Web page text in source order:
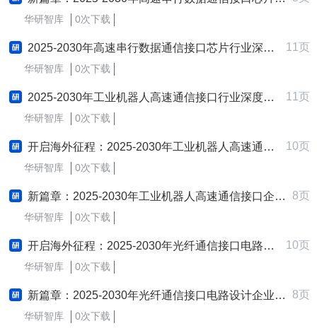
华研智库 0次下载
2025-2030年高速串行数据通信接口芯片行业深度调研及发展战略咨询报告 11页
华研智库 0次下载
2025-2030年工业机器人高速通信接口行业深度调研及发展战略咨询报告 11页
华研智库 0次下载
开启海外征程：2025-2030年工业机器人高速通信接口行业跨境出海战略研究报告 10页
华研智库 0次下载
新篇章：2025-2030年工业机器人高速通信接口企业制定与实施新质生产力战略研究报告 8页
华研智库 0次下载
开启海外征程：2025-2030年光纤通信接口电路设计行业跨境出海战略研究报告 10页
华研智库 0次下载
新篇章：2025-2030年光纤通信接口电路设计企业制定与实施新质生产力战略研究报告 8页
华研智库 0次下载